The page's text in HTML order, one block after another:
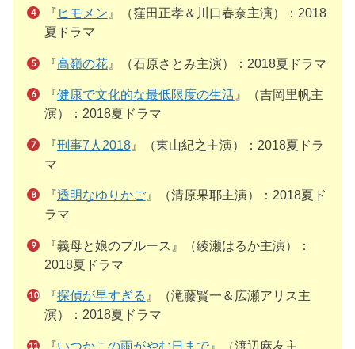
『 ヒモメン 』（窪田正孝＆川口春奈主演）：2018
夏ドラマ
『高嶺の花』（石原さとみ主演）：2018夏ドラマ
『健康で文化的な最低限度の生活』（吉岡里帆主
演）：2018夏ドラマ
『刑事7人2018』（東山紀之主演）：2018夏ドラ
マ
『透明なゆりかご』（清原果耶主演）：2018夏ド
ラマ
『義母と娘のブルース』（綾瀬はるか主演）：
2018夏ドラマ
『探偵が早すぎる 』（滝藤賢一＆広瀬アリス主
演）：2018夏ドラマ
『いつかこの雨がやむ日まで』（渡辺麻友主